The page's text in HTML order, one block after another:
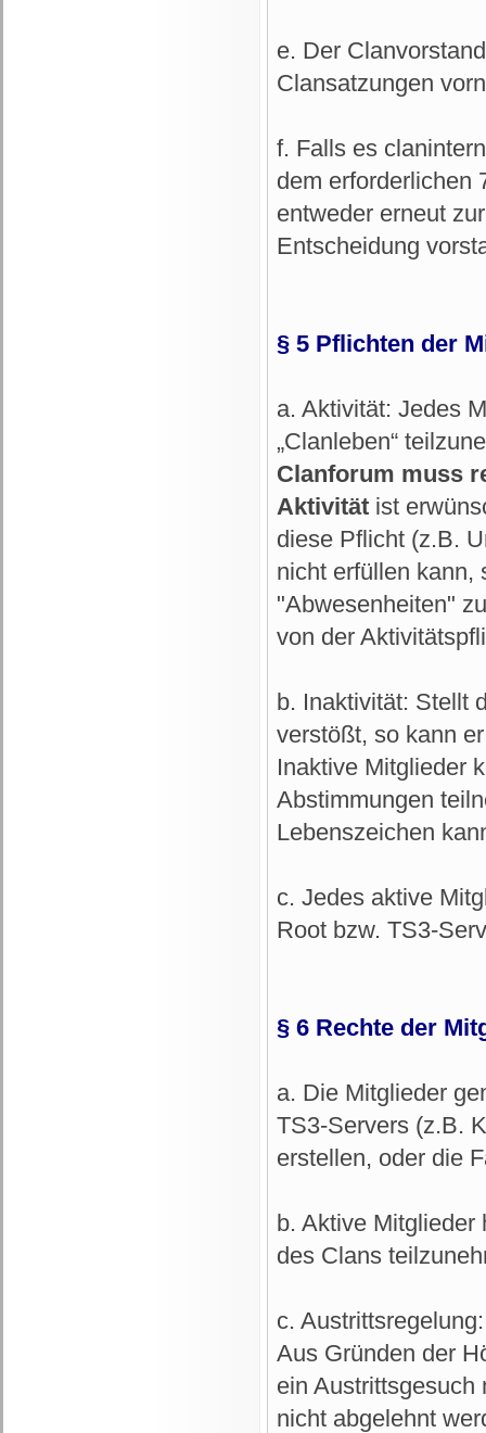
e. Der
Clansatzungen
f. Falls es
dem erforderlichen
entweder erneut
Entscheidung
§ 5 Pflichten der
a. Aktivität: Jedes
„Clanleben“
Clanforum muss
Aktivität ist
diese Pflicht (z.B.
nicht erfüllen
"Abwesenheiten"
von der
b. Inaktivität: Stellt
verstößt, so kann
Inaktive Mitglieder
Abstimmungen
Lebenszeichen
c. Jedes aktive
Root bzw. TS3-
§ 6 Rechte der
a. Die Mitglieder
TS3-Servers (z.B.
erstellen, oder die
b. Aktive Mitglieder
des Clans
c.
Aus Gründen der
ein Austrittsgesuch
nicht abgelehnt